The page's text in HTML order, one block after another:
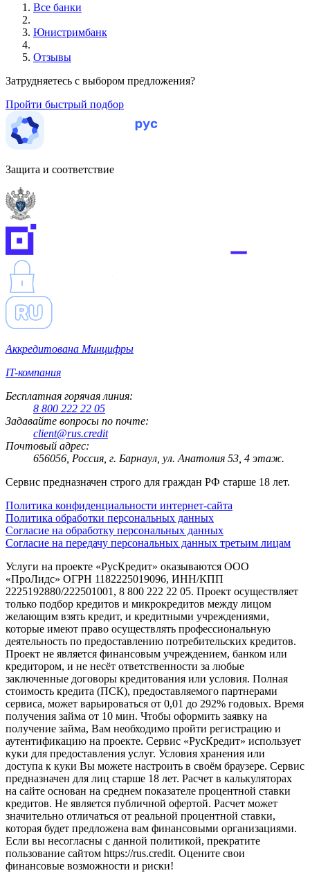
Все банки
Юнистримбанк
Отзывы
Затрудняетесь с выбором предложения?
Пройти быстрый подбор
Защита и соответствие
Аккредитована Минцифры
IT-компания
Бесплатная горячая линия:
8 800 222 22 05
Задавайте вопросы по почте:
client@rus.credit
Почтовый адрес:
656056, Россия, г. Барнаул, ул. Анатолия 53, 4 этаж.
Сервис предназначен строго для граждан РФ старше 18 лет.
Политика конфиденциальности интернет-сайта
Политика обработки персональных данных
Согласие на обработку персональных данных
Согласие на передачу персональных данных третьим лицам
Услуги на проекте «РусКредит» оказываются ООО
«ПроЛидс» ОГРН 1182225019096, ИНН/КПП
2225192880/222501001, 8 800 222 22 05. Проект осуществляет
только подбор кредитов и микрокредитов между лицом
желающим взять кредит, и кредитными учреждениями,
которые имеют право осуществлять профессиональную
деятельность по предоставлению потребительских кредитов.
Проект не является финансовым учреждением, банком или
кредитором, и не несёт ответственности за любые
заключенные договоры кредитования или условия. Полная
стоимость кредита (ПСК), предоставляемого партнерами
сервиса, может варьироваться от 0,01 до 292% годовых. Время
получения займа от 10 мин. Чтобы оформить заявку на
получение займа, Вам необходимо пройти регистрацию и
аутентификацию на проекте. Сервис «РусКредит» использует
куки для предоставления услуг. Условия хранения или
доступа к куки Вы можете настроить в своём браузере. Сервис
предназначен для лиц старше 18 лет. Расчет в калькуляторах
на сайте основан на среднем показателе процентной ставки
кредитов. Не является публичной офертой. Расчет может
значительно отличаться от реальной процентной ставки,
которая будет предложена вам финансовыми организациями.
Если вы несогласны с данной политикой, прекратите
пользование сайтом https://rus.credit. Оцените свои
финансовые возможности и риски!